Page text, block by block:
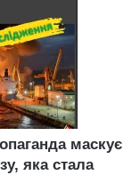
маскує
яка стала